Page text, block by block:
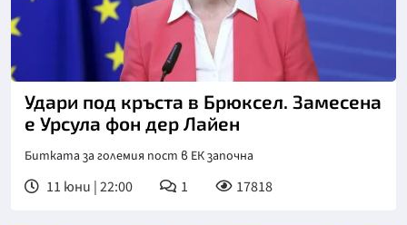
Удари под кръста в Брюксел. Замесена
е Урсула фон дер Лайен
Битката за големия пост в ЕК започна
11 юни | 22:00 1 17818